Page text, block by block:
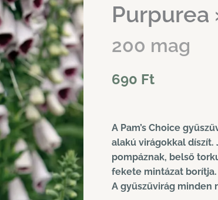
Purpurea
200 mag
690 Ft
A Pam’s Choice
alakú virágokkal
pompáznak, belső
fekete mintázat borítja.
A gyűszűvirág minden